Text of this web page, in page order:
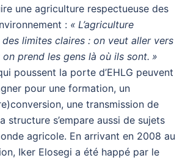
une agriculture respectueuse des
: « L’agriculture
des limites claires : on veut aller vers
prend les gens là où ils sont. »
poussent la porte d’EHLG peuvent
pour une formation, un
une transmission de
structure s’empare aussi de sujets
agricole. En arrivant en 2008 au
Iker Elosegi a été happé par le